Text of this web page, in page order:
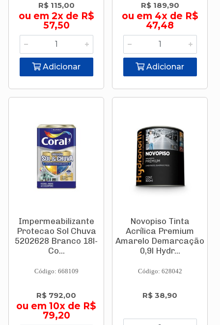
R$ 115,00
ou em 2x de R$
57,50
Adicionar
R$ 189,90
ou em 4x de R$
47,48
Adicionar
Impermeabilizante
Protecao Sol Chuva
5202628 Branco 18l-
Co...
Código: 668109
R$ 792,00
ou em 10x de R$
79,20
Novopiso Tinta
Acrílica Premium
Amarelo Demarcação
0,9l Hydr...
Código: 628042
R$ 38,90